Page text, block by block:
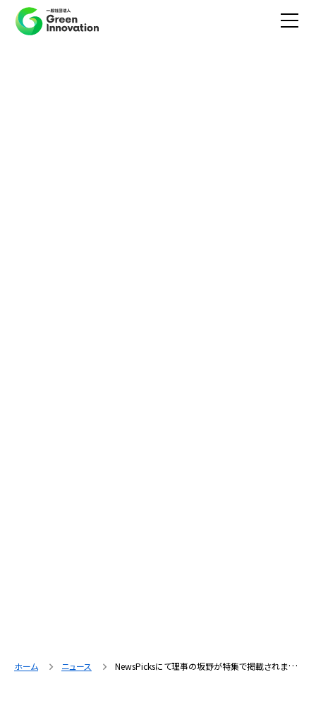
ホーム ニュース NewsPicksにて理事の坂野が特集で掲載されました。